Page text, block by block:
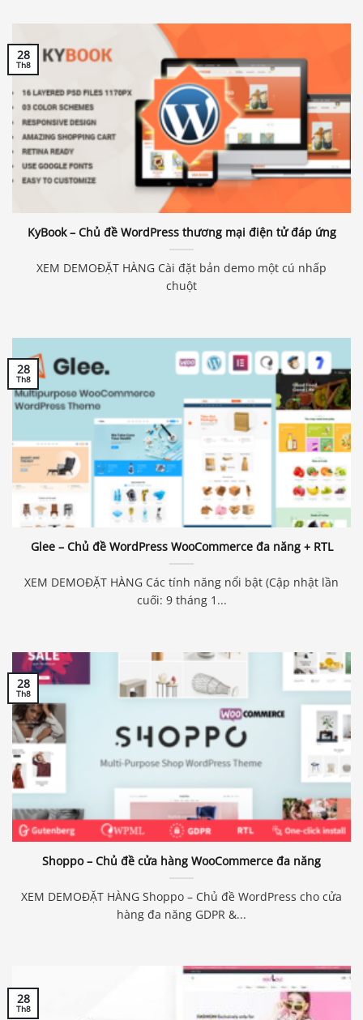
KyBook – Chủ đề WordPress thương mại điện tử đáp ứng
XEM DEMOĐẶT HÀNG Cài đặt bản demo một cú nhấp
chuột
28
Th8
Glee – Chủ đề WordPress WooCommerce đa năng + RTL
XEM DEMOĐẶT HÀNG Các tính năng nổi bật (Cập nhật lần
cuối: 9 tháng 1...
28
Th8
Shoppo – Chủ đề cửa hàng WooCommerce đa năng
XEM DEMOĐẶT HÀNG Shoppo – Chủ đề WordPress cho cửa
hàng đa năng GDPR &...
28
Th8
28
Th8